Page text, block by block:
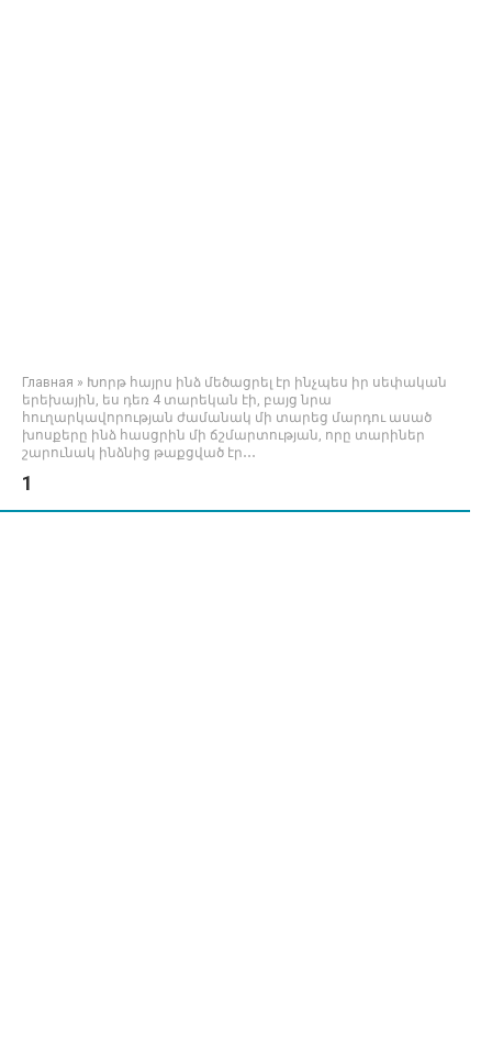
Главная » Խորթ հայրս ինձ մեծացրել էր ինչպես իր սեփական
երեխային, ես դեռ 4 տարեկան էի, բայց նրա
հուղարկավորության ժամանակ մի տարեց մարդու ասած
խոսքերը ինձ հասցրին մի ճշմարտության, որը տարիներ
շարունակ ինձնից թաքցված էր․․․
1